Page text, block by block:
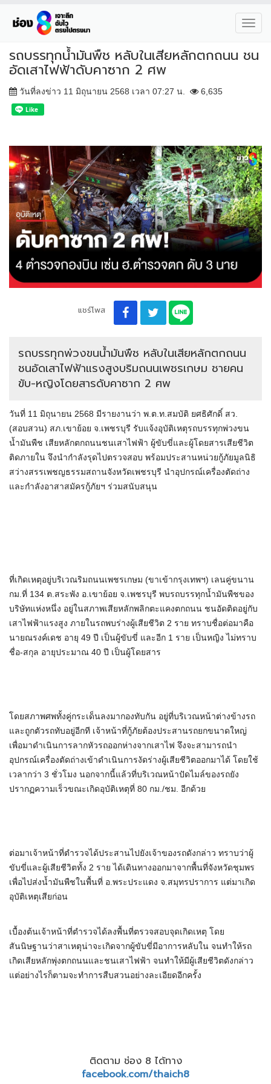
รถบรรทุกน้ำมันพืช หลับในเสียหลักตกถนน ชน
อัดเสาไฟฟ้าดับคาซาก 2 ศพ
วันที่ลงข่าว 11 มิถุนายน 2568 เวลา 07:27 น. 6,635
แชร์โพส
รถบรรทุกพ่วงขนน้ำมันพืช หลับในเสียหลักตกถนน
ชนอัดเสาไฟฟ้าแรงสูงบริมถนนเพชรเกษม ชายคน
ขับ-หญิงโดยสารดับคาซาก 2 ศพ
วันที่ 11 มิถุนายน 2568 มีรายงานว่า พ.ต.ท.สมบัติ ยศธิศักดิ์ สว.
(สอบสวน) สภ.เขาย้อย จ.เพชรบุรี รับแจ้งอุบัติเหตุรถบรรทุกพ่วงขน
น้ำมันพืช เสียหลักตกถนนชนเสาไฟฟ้า ผู้ขับขี่และผู้โดยสารเสียชีวิต
ติดภายใน จึงนำกำลังรุดไปตรวจสอบ พร้อมประสานหน่วยกู้ภัยมูลนิธิ
สว่างสรรเพชญธรรมสถานจังหวัดเพชรบุรี นำอุปกรณ์เครื่องตัดถ่าง
และกำลังอาสาสมัครกู้ภัยฯ ร่วมสนับสนุน
ที่เกิดเหตุอยู่บริเวณริมถนนเพชรเกษม (ขาเข้ากรุงเทพฯ) เลนคู่ขนาน
กม.ที่ 134 ต.สระพัง อ.เขาย้อย จ.เพชรบุรี พบรถบรรทุกน้ำมันพืชของ
บริษัทแห่งหนึ่ง อยู่ในสภาพเสียหลักพลิกตะแคงตกถนน ชนอัดติดอยู่กับ
เสาไฟฟ้าแรงสูง ภายในรถพบร่างผู้เสียชีวิต 2 ราย ทราบชื่อต่อมาคือ
นายณรงค์เดช อายุ 49 ปี เป็นผู้ขับขี่ และอีก 1 ราย เป็นหญิง ไม่ทราบ
ชื่อ-สกุล อายุประมาณ 40 ปี เป็นผู้โดยสาร
โดยสภาพศพทั้งคู่กระเด็นลงมากองทับกัน อยู่ที่บริเวณหน้าต่างข้างรถ
และถูกตัวรถทับอยู่อีกที เจ้าหน้าที่กู้ภัยต้องประสานรถยกขนาดใหญ่
เพื่อมาดำเนินการลากหัวรถออกห่างจากเสาไฟ จึงจะสามารถนำ
อุปกรณ์เครื่องตัดถ่างเข้าดำเนินการงัดร่างผู้เสียชีวิตออกมาได้ โดยใช้
เวลากว่า 3 ชั่วโมง นอกจากนี้แล้วที่บริเวณหน้าปัดไมล์ของรถยัง
ปรากฏความเร็วขณะเกิดอุบัติเหตุที่ 80 กม./ชม. อีกด้วย
ต่อมาเจ้าหน้าที่ตำรวจได้ประสานไปยังเจ้าของรถดังกล่าว ทราบว่าผู้
ขับขี่และผู้เสียชีวิตทั้ง 2 ราย ได้เดินทางออกมาจากพื้นที่จังหวัดชุมพร
เพื่อไปส่งน้ำมันพืชในพื้นที่ อ.พระประแดง จ.สมุทรปราการ แต่มาเกิด
อุบัติเหตุเสียก่อน
เบื้องต้นเจ้าหน้าที่ตำรวจได้ลงพื้นที่ตรวจสอบจุดเกิดเหตุ โดย
สันนิษฐานว่าสาเหตุน่าจะเกิดจากผู้ขับขี่มีอาการหลับใน จนทำให้รถ
เกิดเสียหลักพุ่งตกถนนและชนเสาไฟฟ้า จนทำให้มีผู้เสียชีวิตดังกล่าว
แต่อย่างไรก็ตามจะทำการสืบสวนอย่างละเอียดอีกครั้ง
ติดตาม ช่อง 8 ได้ทาง
facebook.com/thaich8